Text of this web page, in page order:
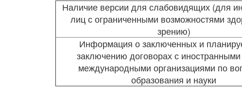
Наличие версии для слабовидящих (для
лиц с ограниченными возможностями
зрению)
Информация о заключенных и
заключению договорах с
международными организациями по
образования и науки